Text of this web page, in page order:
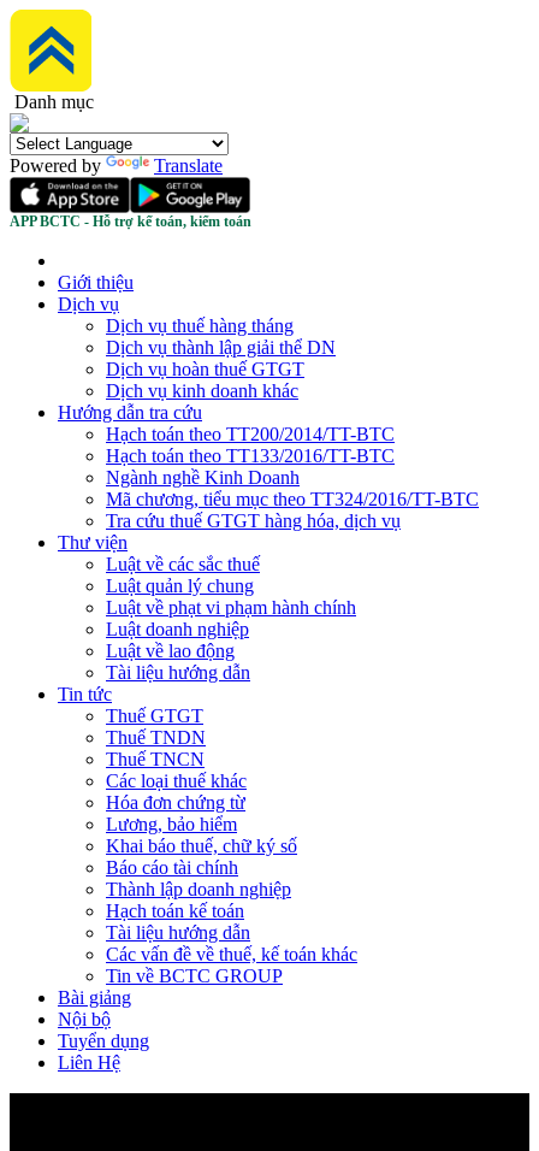
Danh mục
Powered by Translate
APP BCTC - Hỗ trợ kế toán, kiểm toán
Giới thiệu
Dịch vụ
Dịch vụ thuế hàng tháng
Dịch vụ thành lập giải thể DN
Dịch vụ hoàn thuế GTGT
Dịch vụ kinh doanh khác
Hướng dẫn tra cứu
Hạch toán theo TT200/2014/TT-BTC
Hạch toán theo TT133/2016/TT-BTC
Ngành nghề Kinh Doanh
Mã chương, tiểu mục theo TT324/2016/TT-BTC
Tra cứu thuế GTGT hàng hóa, dịch vụ
Thư viện
Luật về các sắc thuế
Luật quản lý chung
Luật về phạt vi phạm hành chính
Luật doanh nghiệp
Luật về lao động
Tài liệu hướng dẫn
Tin tức
Thuế GTGT
Thuế TNDN
Thuế TNCN
Các loại thuế khác
Hóa đơn chứng từ
Lương, bảo hiểm
Khai báo thuế, chữ ký số
Báo cáo tài chính
Thành lập doanh nghiệp
Hạch toán kế toán
Tài liệu hướng dẫn
Các vấn đề về thuế, kế toán khác
Tin về BCTC GROUP
Bài giảng
Nội bộ
Tuyển dụng
Liên Hệ